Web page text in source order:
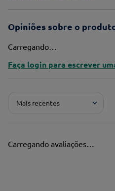
Opiniões sobre o
Carregando…
Faça login para escrever
Mais recentes
Carregando avaliações…